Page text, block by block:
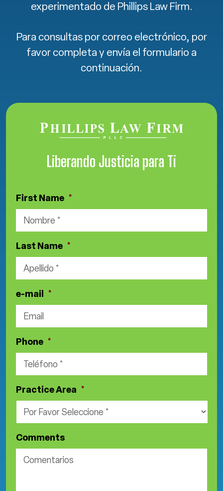
experimentado de Phillips Law Firm.
Para consultas por correo electrónico, por
favor completa y envía el formulario a
continuación.
Liberando Justicia para Ti
First Name *
Last Name *
e-mail *
Phone *
Practice Area *
Comments